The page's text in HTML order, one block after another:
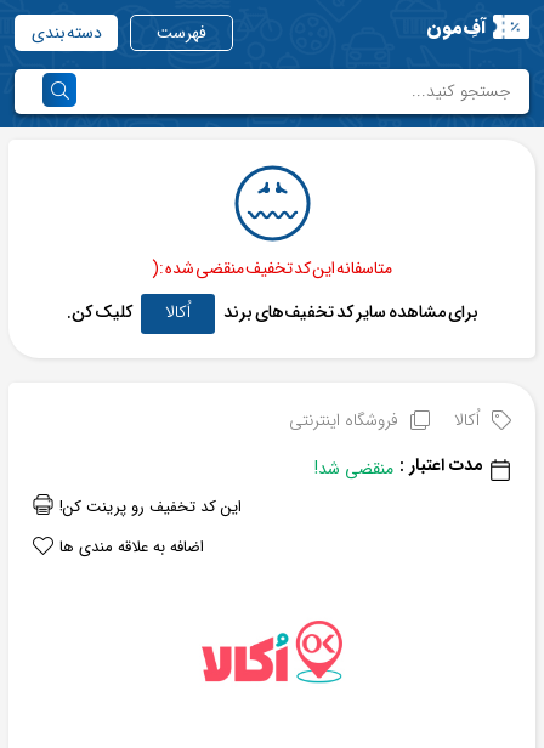
آفِ‌مون فهرست دسته بندی
متاسفانه این کد تخفیف منقضی شده :(
برای مشاهده سایر کد تخفیف‌های برند
اُکالا کلیک کن.
اُکالا
فروشگاه اینترنتی
مدت اعتبار : منقضی شد!
این کد تخفیف رو پرینت کن!
اضافه به علاقه مندی ها